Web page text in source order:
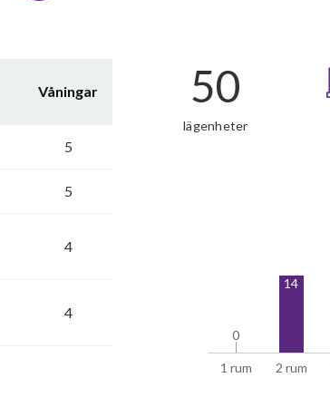
Våningar
5
5
4
4
50
lägenheter
1 rum 2 rum
0
0
14